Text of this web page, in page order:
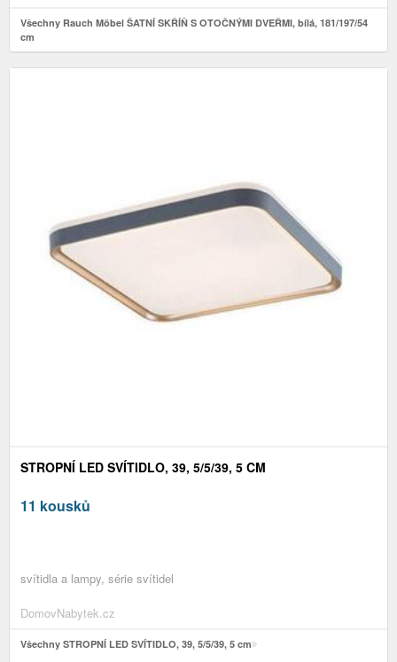
Všechny Rauch Möbel ŠATNÍ SKŘÍŇ S OTOČNÝMI DVEŘMI, bílá, 181/197/54
cm
STROPNÍ LED SVÍTIDLO, 39, 5/5/39, 5 CM
11 kousků
svítidla a lampy, série svítidel
DomovNabytek.cz
Všechny STROPNÍ LED SVÍTIDLO, 39, 5/5/39, 5 cm